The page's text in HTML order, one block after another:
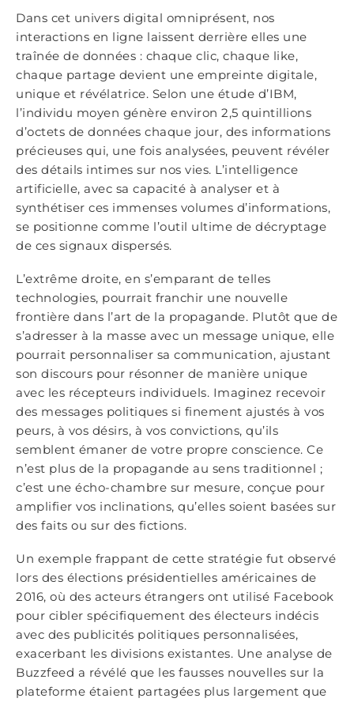
Dans cet univers digital omniprésent, nos
interactions en ligne laissent derrière elles une
traînée de données : chaque clic, chaque like,
chaque partage devient une empreinte digitale,
unique et révélatrice. Selon une étude d’IBM,
l’individu moyen génère environ 2,5 quintillions
d’octets de données chaque jour, des informations
précieuses qui, une fois analysées, peuvent révéler
des détails intimes sur nos vies. L’intelligence
artificielle, avec sa capacité à analyser et à
synthétiser ces immenses volumes d’informations,
se positionne comme l’outil ultime de décryptage
de ces signaux dispersés.
L’extrême droite, en s’emparant de telles
technologies, pourrait franchir une nouvelle
frontière dans l’art de la propagande. Plutôt que de
s’adresser à la masse avec un message unique, elle
pourrait personnaliser sa communication, ajustant
son discours pour résonner de manière unique
avec les récepteurs individuels. Imaginez recevoir
des messages politiques si finement ajustés à vos
peurs, à vos désirs, à vos convictions, qu’ils
semblent émaner de votre propre conscience. Ce
n’est plus de la propagande au sens traditionnel ;
c’est une écho-chambre sur mesure, conçue pour
amplifier vos inclinations, qu’elles soient basées sur
des faits ou sur des fictions.
Un exemple frappant de cette stratégie fut observé
lors des élections présidentielles américaines de
2016, où des acteurs étrangers ont utilisé Facebook
pour cibler spécifiquement des électeurs indécis
avec des publicités politiques personnalisées,
exacerbant les divisions existantes. Une analyse de
Buzzfeed a révélé que les fausses nouvelles sur la
plateforme étaient partagées plus largement que